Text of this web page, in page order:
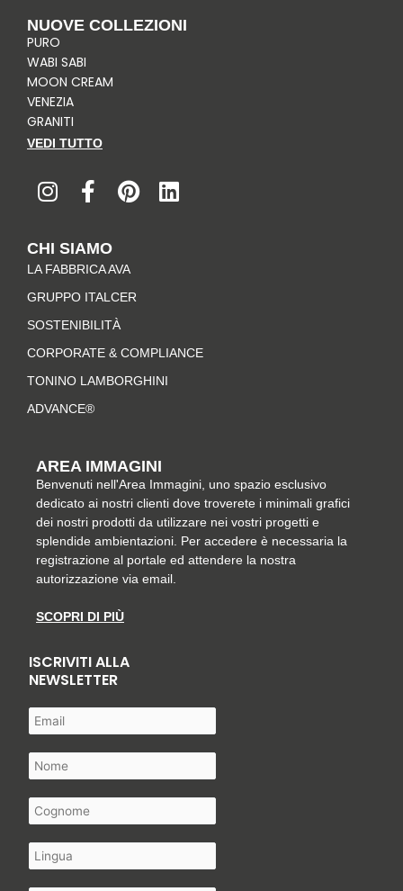
NUOVE COLLEZIONI
PURO
WABI SABI
MOON CREAM
VENEZIA
GRANITI
VEDI TUTTO
n
s
a
g
r
a
m
a
c
b
o
o
k
-
f
i
n
r
e
t
i
n
CHI SIAMO
LA FABBRICA AVA
GRUPPO ITALCER
SOSTENIBILITÀ
CORPORATE & COMPLIANCE
TONINO LAMBORGHINI
ADVANCE®
AREA IMMAGINI
Benvenuti nell'Area Immagini, uno spazio esclusivo
dedicato ai nostri clienti dove troverete i minimali grafici
dei nostri prodotti da utilizzare nei vostri progetti e
splendide ambientazioni. Per accedere è necessaria la
registrazione al portale ed attendere la nostra
autorizzazione via email.
SCOPRI DI PIÙ
ISCRIVITI ALLA
NEWSLETTER